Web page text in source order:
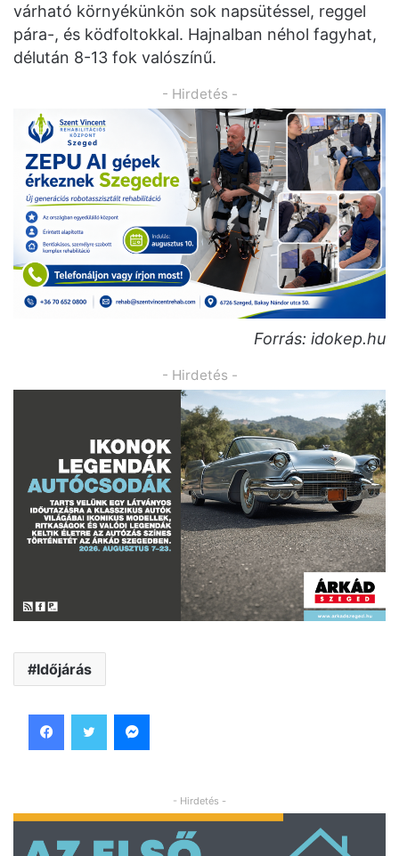
várható környékünkön sok napsütéssel, reggel
pára-, és ködfoltokkal. Hajnalban néhol fagyhat,
délután 8-13 fok valószínű.
- Hirdetés -
Forrás: idokep.hu
- Hirdetés -
Időjárás
- Hirdetés -